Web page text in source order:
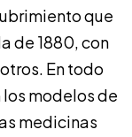
que
de 1880, con
En todo
modelos de
medicinas